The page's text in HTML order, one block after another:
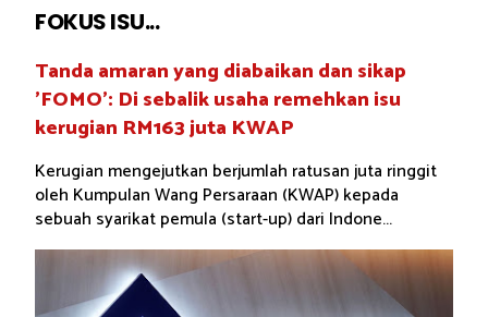
FOKUS ISU...
Tanda amaran yang diabaikan dan sikap
'FOMO': Di sebalik usaha remehkan isu
kerugian RM163 juta KWAP
Kerugian mengejutkan berjumlah ratusan juta ringgit
oleh Kumpulan Wang Persaraan (KWAP) kepada
sebuah syarikat pemula (start-up) dari Indone...